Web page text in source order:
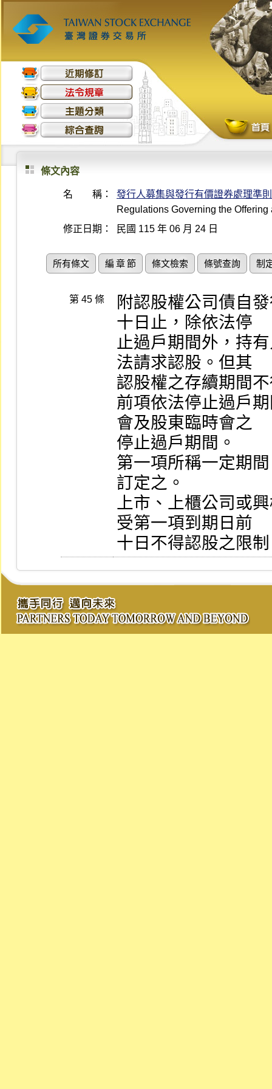
條文內容
名 稱：
發行人募集與發行有價證券處理準則
Regulations Governing the
修正日期：
民國 115 年 06 月 24 日
所有條文 編 章 節 條文檢索 條號查詢 制
第 45 條
附認股權公司債自
十日止，除依法停
止過戶期間外，持
法請求認股。但其
認股權之存續期間
前項依法停止過戶
會及股東臨時會之
停止過戶期間。
第一項所稱一定期
訂定之。
上市、上櫃公司或
受第一項到期日前
十日不得認股之限